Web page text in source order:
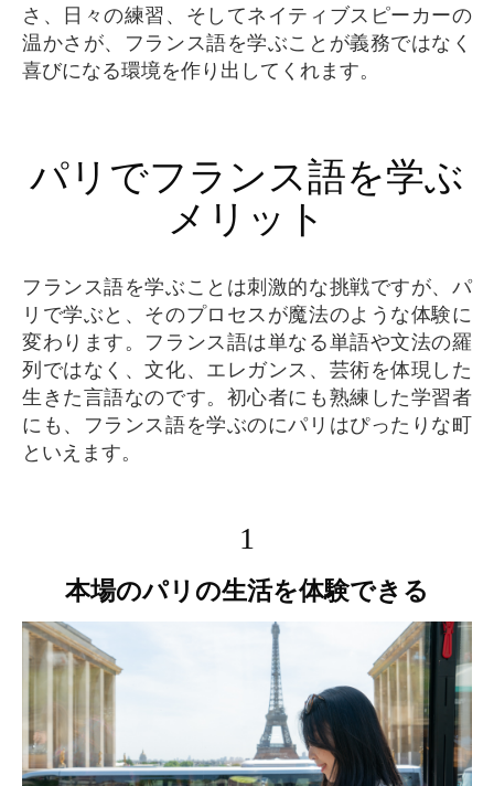
さ、日々の練習、そしてネイティブスピーカーの
温かさが、フランス語を学ぶことが義務ではなく
喜びになる環境を作り出してくれます。
パリでフランス語を学ぶ
メリット
フランス語を学ぶことは刺激的な挑戦ですが、パ
リで学ぶと、そのプロセスが魔法のような体験に
変わります。フランス語は単なる単語や文法の羅
列ではなく、文化、エレガンス、芸術を体現した
生きた言語なのです。初心者にも熟練した学習者
にも、フランス語を学ぶのにパリはぴったりな町
といえます。
1
本場のパリの生活を体験できる